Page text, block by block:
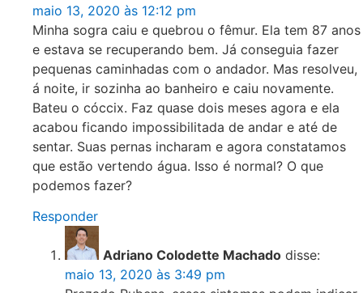
maio 13, 2020 às 12:12 pm
Minha sogra caiu e quebrou o fêmur. Ela tem 87 anos
e estava se recuperando bem. Já conseguia fazer
pequenas caminhadas com o andador. Mas resolveu,
á noite, ir sozinha ao banheiro e caiu novamente.
Bateu o cóccix. Faz quase dois meses agora e ela
acabou ficando impossibilitada de andar e até de
sentar. Suas pernas incharam e agora constatamos
que estão vertendo água. Isso é normal? O que
podemos fazer?
Responder
Adriano Colodette Machado disse:
maio 13, 2020 às 3:49 pm